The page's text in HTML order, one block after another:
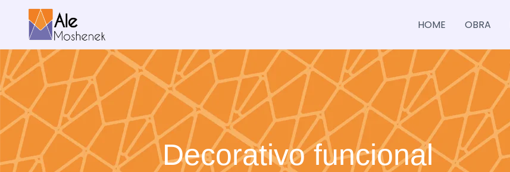
contenido
HOME OBRA
Decorativo funcional